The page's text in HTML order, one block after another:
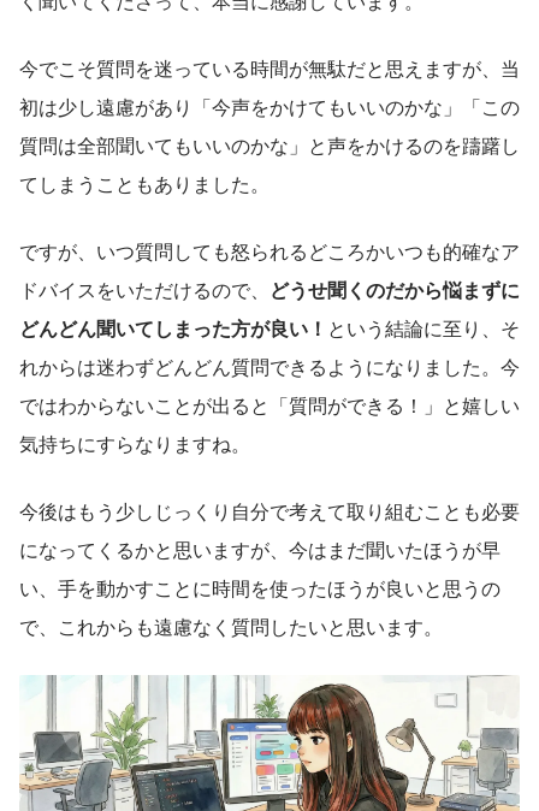
今でこそ質問を迷っている時間が無駄だと思えますが、当
初は少し遠慮があり「今声をかけてもいいのかな」「この
質問は全部聞いてもいいのかな」と声をかけるのを躊躇し
てしまうこともありました。
ですが、いつ質問しても怒られるどころかいつも的確なア
ドバイスをいただけるので、 どうせ聞くのだから悩まずに
どんどん聞いてしまった方が良い！ という結論に至り、そ
れからは迷わずどんどん質問できるようになりました。今
ではわからないことが出ると「質問ができる！」と嬉しい
気持ちにすらなりますね。
今後はもう少しじっくり自分で考えて取り組むことも必要
になってくるかと思いますが、今はまだ聞いたほうが早
い、手を動かすことに時間を使ったほうが良いと思うの
で、これからも遠慮なく質問したいと思います。